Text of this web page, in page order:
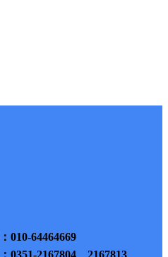
：010-64464669
：0351-2167804、2167813